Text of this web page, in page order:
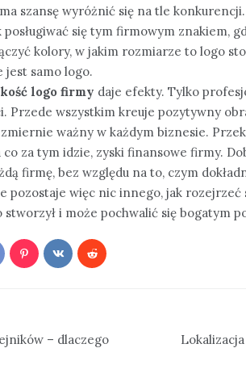
szansę wyróżnić się na tle
posługiwać się tym firmowym znakiem,
kolory, w jakim rozmiarze to logo
jest samo logo.
logo firmy daje efekty. Tylko
Przede wszystkim kreuje pozytywny
ważny w każdym biznesie.
za tym idzie, zyski finansowe firmy.
firmę, bez względu na to, czym
pozostaje więc nic innego, jak rozejrzeć
stworzył i może pochwalić się bogatym
– dlaczego